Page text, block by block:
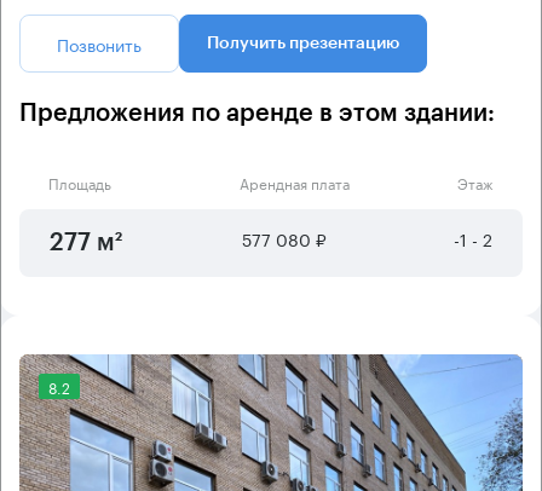
Позвонить Получить презентацию
Предложения по аренде в этом здании:
Площадь Арендная плата Этаж
277 м² 577 080 ₽ -1 - 2
8.2